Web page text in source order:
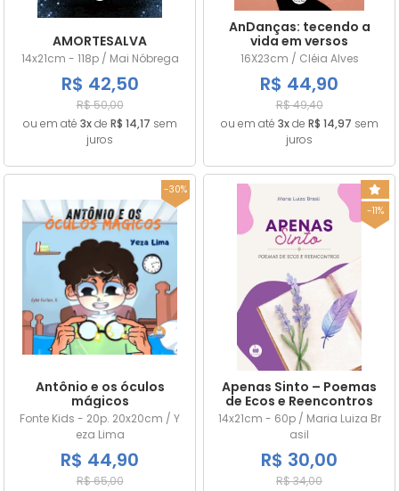
AMORTESALVA
14x21cm - 118p / Mai Nóbrega
R$ 42,50
R$ 50,00
ou em até 3xde R$ 14,17 sem
juros
AnDanças: tecendo a
vida em versos
16X23cm / Cléia Alves
R$ 44,90
R$ 49,40
ou em até 3xde R$ 14,97 sem
juros
-30%
Antônio e os óculos
mágicos
Fonte Kids - 20p. 20x20cm / Y
eza Lima
R$ 44,90
R$ 65,00
-11%
Apenas Sinto – Poemas
de Ecos e Reencontros
14x21cm - 60p / Maria Luiza Br
asil
R$ 30,00
R$ 34,00